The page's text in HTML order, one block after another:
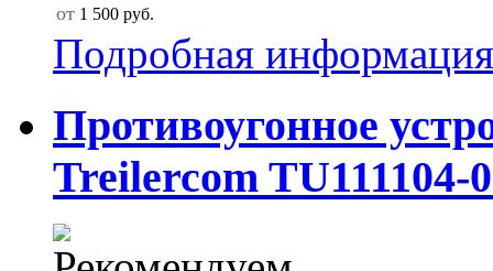
от 1 500 руб.
Подробная информация
Противоугонное
Treilercom TU111104-